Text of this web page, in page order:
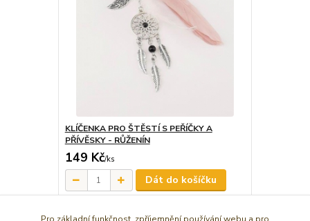
KLÍČENKA PRO ŠTĚSTÍ S PEŘÍČKY A
PŘÍVĚSKY - RŮŽENÍN
149 Kč/ks
Dát do košíčku